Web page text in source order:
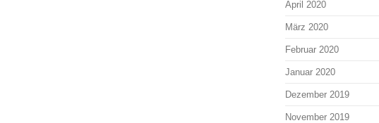
April 2020
März 2020
Februar 2020
Januar 2020
Dezember 2019
November 2019